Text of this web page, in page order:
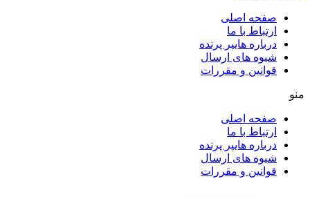
صفحه اصلی
ارتباط با ما
درباره هایپر پرنده
شیوه های ارسال
قوانین و مقررات
منو
صفحه اصلی
ارتباط با ما
درباره هایپر پرنده
شیوه های ارسال
قوانین و مقررات